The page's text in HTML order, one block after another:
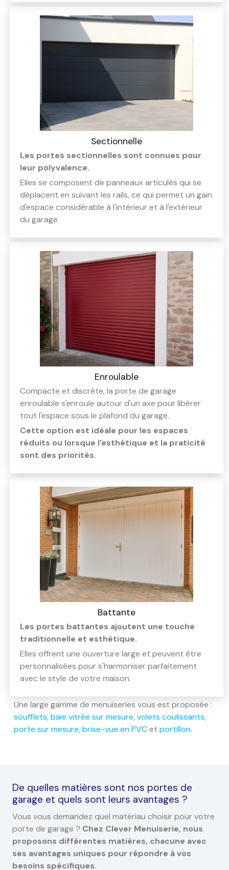
Sectionnelle
Les portes sectionnelles sont connues pour
leur polyvalence.
Elles se composent de panneaux articulés qui se
déplacent en suivant les rails, ce qui permet un gain
d'espace considérable à l'intérieur et à l'extérieur
du garage.
Enroulable
Compacte et discrète, la porte de garage
enroulable s'enroule autour d'un axe pour libérer
tout l'espace sous le plafond du garage.
Cette option est idéale pour les espaces
réduits ou lorsque l'esthétique et la praticité
sont des priorités.
Battante
Les portes battantes ajoutent une touche
traditionnelle et esthétique.
Elles offrent une ouverture large et peuvent être
personnalisées pour s'harmoniser parfaitement
avec le style de votre maison.
Une large gamme de menuiseries vous est proposée :
soufflets, baie vitrée sur mesure, volets coulissants,
porte sur mesure, brise-vue en PVCet portillon.
De quelles matières sont nos portes de
garage et quels sont leurs avantages ?
Vous vous demandez quel matériau choisir pour votre
porte de garage ? Chez Clever Menuiserie, nous
proposons différentes matières, chacune avec
ses avantages uniques pour répondre à vos
besoins spécifiques.